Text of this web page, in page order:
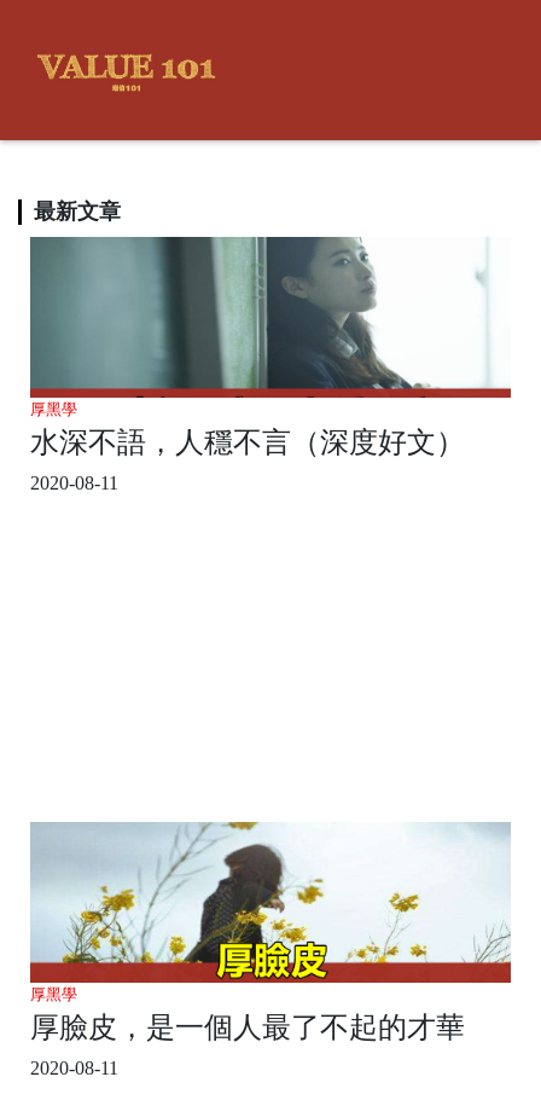
最新文章
厚黑學
水深不語，人穩不言（深度好文）
2020-08-11
厚黑學
厚臉皮，是一個人最了不起的才華
2020-08-11